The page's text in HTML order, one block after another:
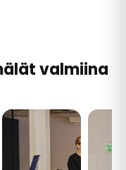
valmiina